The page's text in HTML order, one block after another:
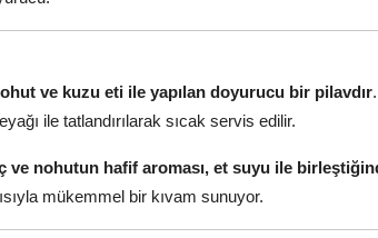
ve kuzu eti ile yapılan doyurucu bir pilavdır.
ile tatlandırılarak sıcak servis edilir.
ve nohutun hafif aroması, et suyu ile
mükemmel bir kıvam sunuyor.